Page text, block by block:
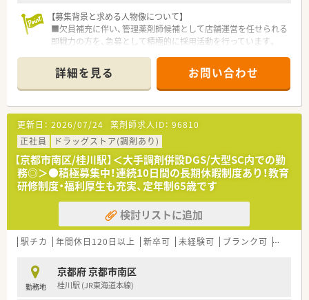
【募集背景と求める人物像について】
■欠員補充に伴い、管理薬剤師候補として店舗運営を任せられる
即戦力の方を、急募として積極的に採用活動を行っています。
って担当できる方を歓迎しており、経験を重視しています。
■50代の方やベテラン層の採用実績もあり、年齢に関わらずこ
れまでの経験を活かして活躍したい方を広く求めています。
【法人特徴について】
■京都市の伏見区と南区に2店舗を展開しており、地域に根差し
た運営を行っているため、転居を伴う店舗異動はありません。
■代表は事務として現場に入っており、薬剤師とのコミュニケー
ションを大切にする穏やかな社風が特徴の法人組織です。
■助け合いの文化が根付いており、基本的には配属店舗での勤務
ですが、有事の際には店舗間で協力体制を取っています。
【求人情報について】
■管理薬剤師候補としてお迎えし、ご経験やスキルを十分に考慮
した上で、年収600万円以上も相談可能な好条件です。
1日がお休みとなるため、メリハリをつけて働ける環境です。
■総合科目の処方箋対応や施設在宅業務を通じて、薬剤師として
のスキルアップを目指せる環境がしっかりと整っています。
詳細を見る お問い合わせ
更新日： 2026/07/24 薬剤師求人ID： 96810
正社員
ドラッグストア(調剤あり)
【京都市南区/桂川駅】＜大手調剤併設DGS/大型SC内での勤
務◎＞●積極募集中！連続10日間の長期休暇制度あり！教育
研修制度・福利厚生も充実、定年制65歳です
検討リストに追加
駅チカ 年間休日120日以上 新卒可 未経験可 ブランク可 高給与
勤務地
京都府 京都市南区
桂川駅 (JR東海道本線)